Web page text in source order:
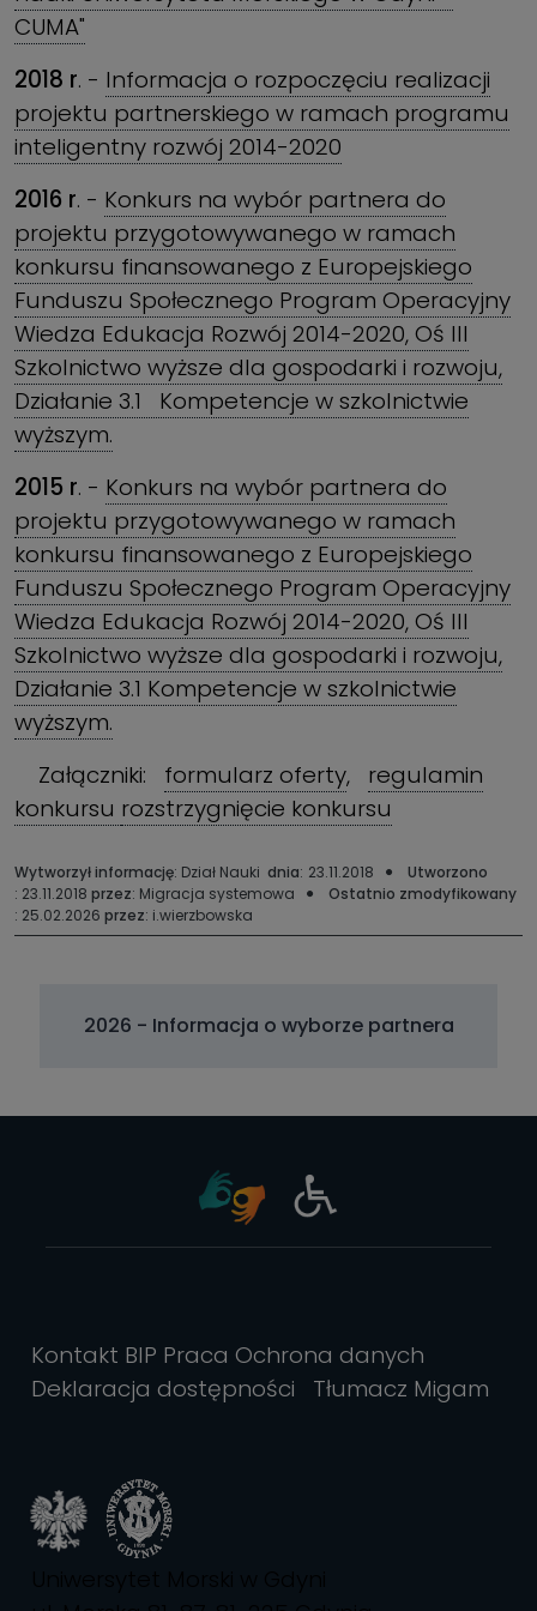
CUMA"
2018 r. - Informacja o rozpoczęciu realizacji
projektu partnerskiego w ramach programu
inteligentny rozwój 2014-2020
2016 r. - Konkurs na wybór partnera do
projektu przygotowywanego w ramach
konkursu finansowanego z Europejskiego
Funduszu Społecznego Program Operacyjny
Wiedza Edukacja Rozwój 2014-2020, Oś III
Szkolnictwo wyższe dla gospodarki i rozwoju,
Działanie 3.1 Kompetencje w szkolnictwie
wyższym.
2015 r. - Konkurs na wybór partnera do
projektu przygotowywanego w ramach
konkursu finansowanego z Europejskiego
Funduszu Społecznego Program Operacyjny
Wiedza Edukacja Rozwój 2014-2020, Oś III
Szkolnictwo wyższe dla gospodarki i rozwoju,
Działanie 3.1 Kompetencje w szkolnictwie
wyższym.
Załączniki: formularz oferty, regulamin
konkursu rozstrzygnięcie konkursu
Wytworzył informację: Dział Nauki dnia: 23.11.2018
Utworzono
: 23.11.2018 przez: Migracja systemowa
Ostatnio zmodyfikowany
: 25.02.2026 przez: i.wierzbowska
2026 - Informacja o wyborze partnera
Kontakt BIP Praca Ochrona danych
Deklaracja dostępności
Tłumacz Migam